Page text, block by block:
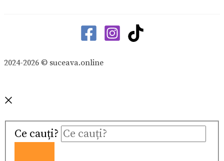
2024-2026 © suceava.online
Ce cauți?